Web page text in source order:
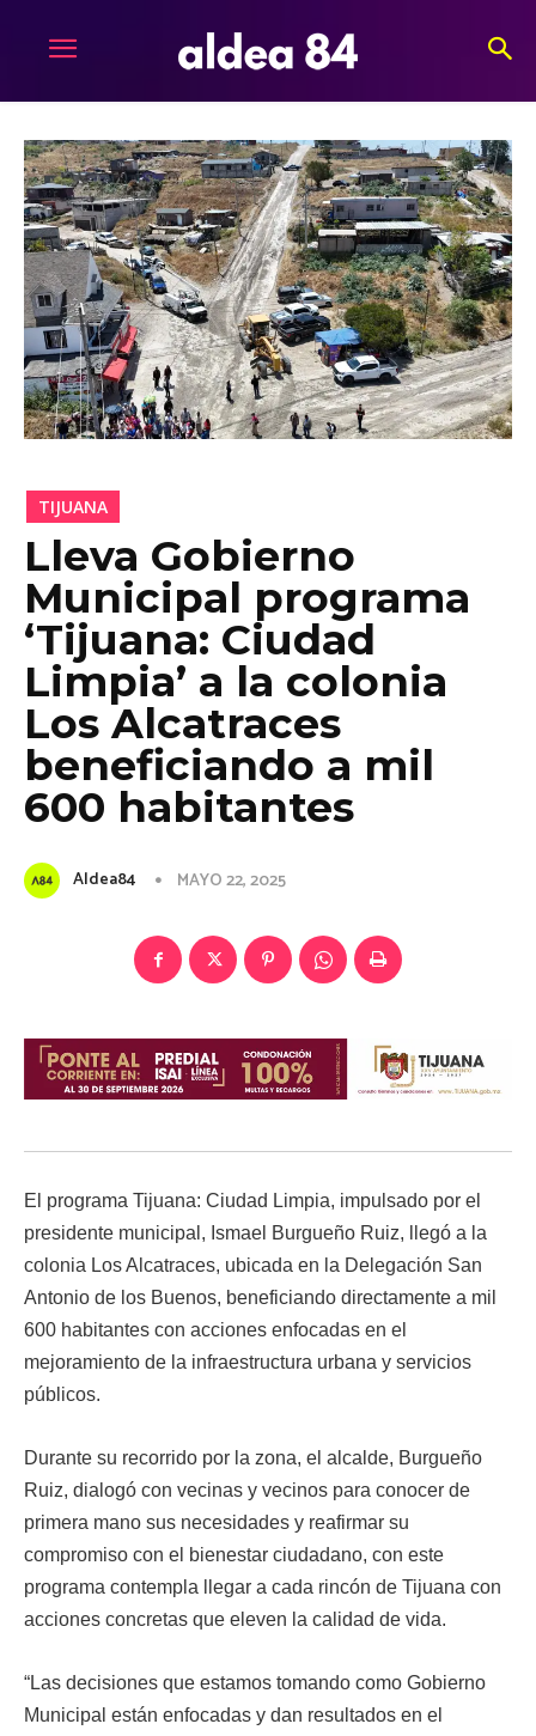
TIJUANA
Lleva Gobierno
Municipal programa
‘Tijuana: Ciudad
Limpia’ a la colonia
Los Alcatraces
beneficiando a mil
600 habitantes
Aldea84 MAYO 22, 2025
El programa Tijuana: Ciudad Limpia, impulsado por el
presidente municipal, Ismael Burgueño Ruiz, llegó a la
colonia Los Alcatraces, ubicada en la Delegación San
Antonio de los Buenos, beneficiando directamente a mil
600 habitantes con acciones enfocadas en el
mejoramiento de la infraestructura urbana y servicios
públicos.
Durante su recorrido por la zona, el alcalde, Burgueño
Ruiz, dialogó con vecinas y vecinos para conocer de
primera mano sus necesidades y reafirmar su
compromiso con el bienestar ciudadano, con este
programa contempla llegar a cada rincón de Tijuana con
acciones concretas que eleven la calidad de vida.
“Las decisiones que estamos tomando como Gobierno
Municipal están enfocadas y dan resultados en el